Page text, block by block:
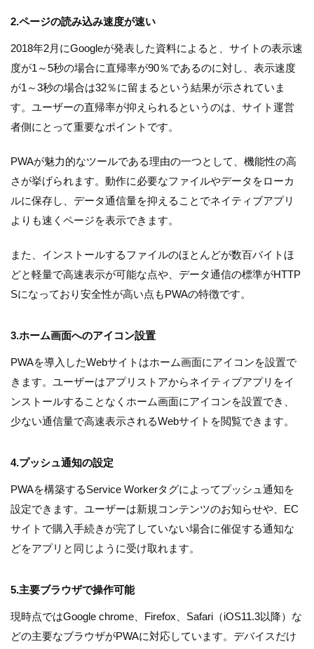
2.ページの読み込み速度が速い
2018年2月にGoogleが発表した資料によると、サイトの表示速
度が1～5秒の場合に直帰率が90％であるのに対し、表示速度
が1～3秒の場合は32％に留まるという結果が示されていま
す。ユーザーの直帰率が抑えられるというのは、サイト運営
者側にとって重要なポイントです。
PWAが魅力的なツールである理由の一つとして、機能性の高
さが挙げられます。動作に必要なファイルやデータをローカ
ルに保存し、データ通信量を抑えることでネイティブアプリ
よりも速くページを表示できます。
また、インストールするファイルのほとんどが数百バイトほ
どと軽量で高速表示が可能な点や、データ通信の標準がHTTP
Sになっており安全性が高い点もPWAの特徴です。
3.ホーム画面へのアイコン設置
PWAを導入したWebサイトはホーム画面にアイコンを設置で
きます。ユーザーはアプリストアからネイティブアプリをイ
ンストールすることなくホーム画面にアイコンを設置でき、
少ない通信量で高速表示されるWebサイトを閲覧できます。
4.プッシュ通知の設定
PWAを構築するService Workerタグによってプッシュ通知を
設定できます。ユーザーは新規コンテンツのお知らせや、EC
サイトで購入手続きが完了していない場合に催促する通知な
どをアプリと同じように受け取れます。
5.主要ブラウザで操作可能
現時点ではGoogle chrome、Firefox、Safari（iOS11.3以降）な
どの主要なブラウザがPWAに対応しています。デバイスだけ